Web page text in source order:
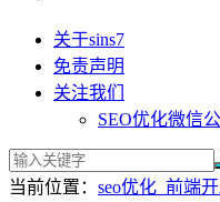
关于sins7
免责声明
关注我们
SEO优化微信
当前位置： seo优化_前端